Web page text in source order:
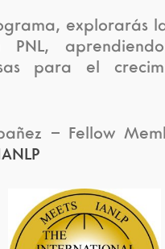
explorarás
para el
– Fellow